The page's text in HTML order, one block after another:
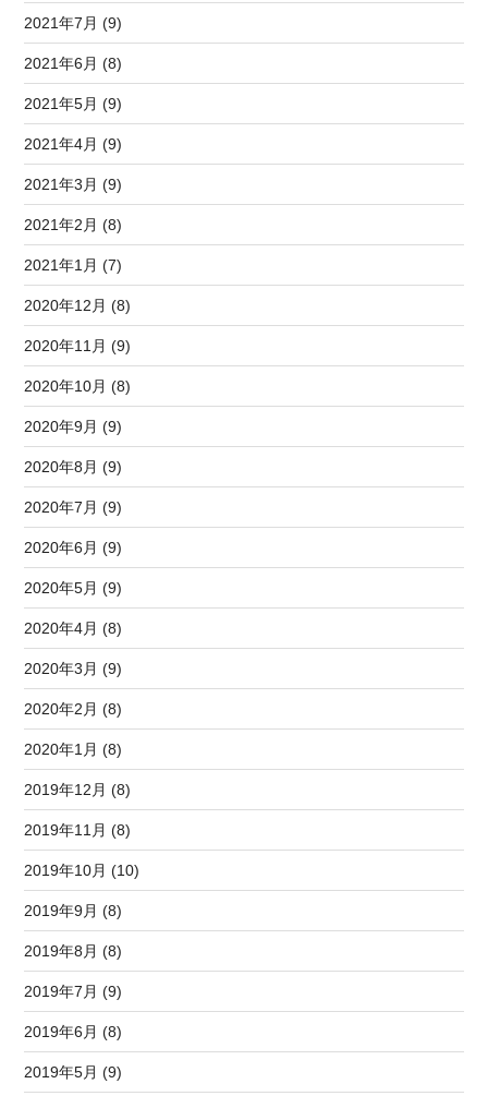
2021年7月 (9)
2021年6月 (8)
2021年5月 (9)
2021年4月 (9)
2021年3月 (9)
2021年2月 (8)
2021年1月 (7)
2020年12月 (8)
2020年11月 (9)
2020年10月 (8)
2020年9月 (9)
2020年8月 (9)
2020年7月 (9)
2020年6月 (9)
2020年5月 (9)
2020年4月 (8)
2020年3月 (9)
2020年2月 (8)
2020年1月 (8)
2019年12月 (8)
2019年11月 (8)
2019年10月 (10)
2019年9月 (8)
2019年8月 (8)
2019年7月 (9)
2019年6月 (8)
2019年5月 (9)